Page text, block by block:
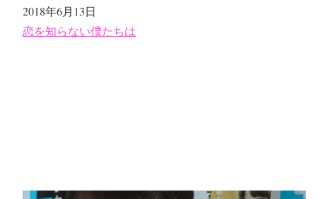
日付
2018年6月13日
関連理由
恋を知らない僕たちは